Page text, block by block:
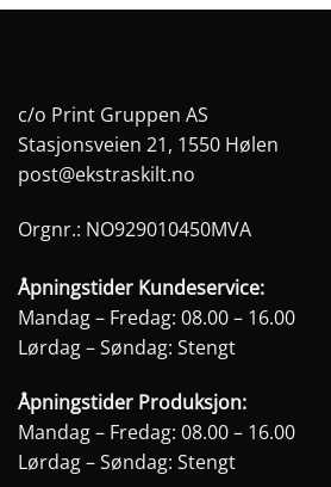
c/o Print Gruppen AS
Stasjonsveien 21, 1550 Hølen
post@ekstraskilt.no
Orgnr.: NO929010450MVA
Åpningstider Kundeservice:
Mandag – Fredag: 08.00 – 16.00
Lørdag – Søndag: Stengt
Åpningstider Produksjon:
Mandag – Fredag: 08.00 – 16.00
Lørdag – Søndag: Stengt